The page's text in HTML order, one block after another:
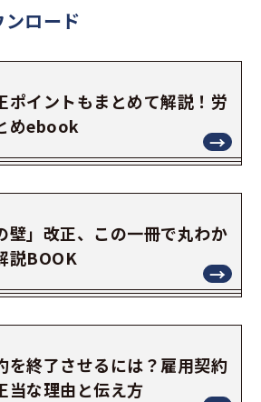
ンロード
ポイントもまとめて解説！労
めebook
壁」改正、この一冊で丸わか
説BOOK
を終了させるには？雇用契約
当な理由と伝え方